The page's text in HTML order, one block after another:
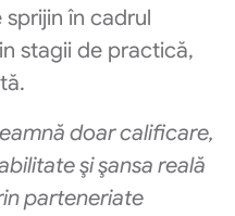
în cadrul
stagii de practică,
doar calificare,
şi şansa reală
parteneriate